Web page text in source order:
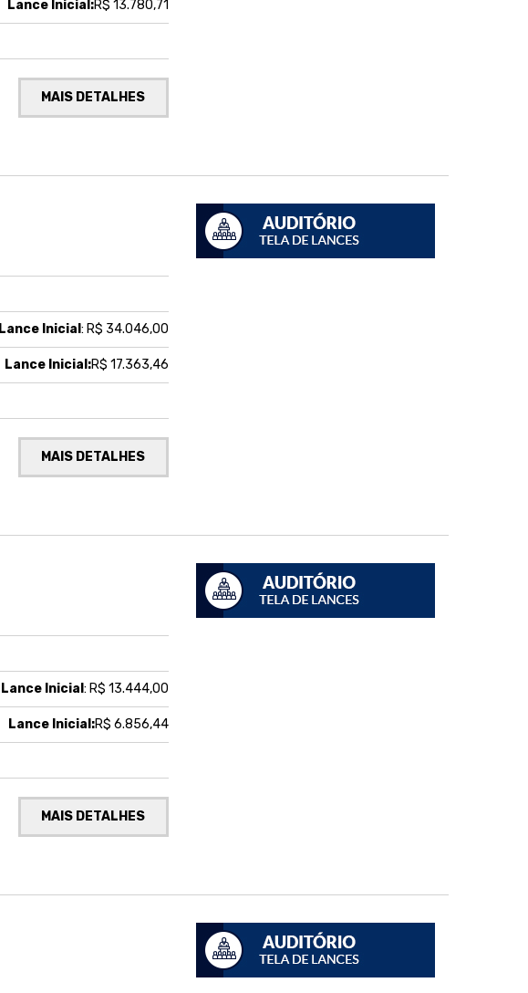
Lance Inicial:R$ 13.780,71
MAIS DETALHES
Lance Inicial : R$ 34.046,00
Lance Inicial:R$ 17.363,46
MAIS DETALHES
Lance Inicial : R$ 13.444,00
Lance Inicial:R$ 6.856,44
MAIS DETALHES